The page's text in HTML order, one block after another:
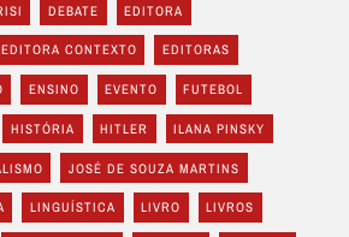
DEBATE EDITORA
EDITORA CONTEXTO EDITORAS
ENSINO EVENTO FUTEBOL
HISTÓRIA HITLER ILANA PINSKY
JOSÉ DE SOUZA MARTINS
LINGUÍSTICA LIVRO LIVROS